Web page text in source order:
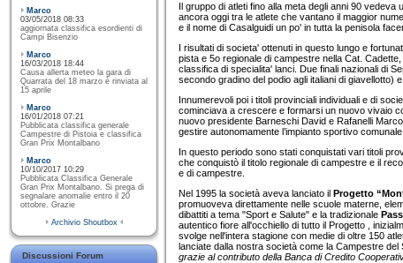
Marco
03/05/2018 08:33
aggiornata classifica esordienti di
Campi Bisenzio
Marco
16/03/2018 18:44
Causa allerta meteo la gara di
Quarrata del 18 marzo è rinviata al
15 aprile
Marco
16/01/2018 07:21
Pubblicata classifica generale
Campestre di Pistoia e classifica
Gran Prix Montalbano
Marco
10/10/2017 10:29
Pubblicata Classifica Generale
Gran Prix Montalbano. Si prega di
segnalare anomalie entro il 20
ottobre. Grazie
Archivio Shoutbox
Discussioni Forum
Il gruppo di atleti fino alla meta degli anni 90
ancora oggi tra le atlete che vantano il maggior
e il nome di Casalguidi un po' in tutta la penisola
I risultati di societa' ottenuti in questo lungo e
pista e 5o regionale di campestre nella Cat.
classifica di specialita' lanci. Due finali nazionali di
secondo gradino del podio agli italiani di giavellotto)
Innumerevoli poi i titoli provinciali individuali e di
cominciava a crescere e formarsi un nuovo vivaio
nuovo presidente Barneschi David e Rafanelli
gestire autonomamente l’impianto sportivo
In questo periodo sono stati conquistati vari titoli
che conquistò il titolo regionale di campestre e il
e di campestre.
Nel 1995 la società aveva lanciato il Progetto
promuoveva direttamente nelle scuole materne,
dibattiti a tema "Sport e Salute" e la tradizionale
autentico fiore all'occhiello di tutto il Progetto ,
svolge nell'intera stagione con medie di oltre 150
lanciate dalla nostra società come la Campestre
grazie al contributo della Banca di Credito